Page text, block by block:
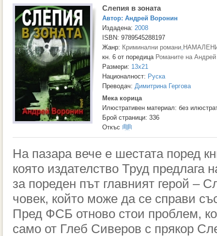
Слепия в зоната
Автор: Андрей Воронин
Издадена: 2008
ISBN: 9789545288197
Жанр: Криминални романи,
кн. 6 от поредица Романите на
Размери: 13x21
Националност: Руска
Преводач: Димитрина Гергова
Мека корица
Илюстративен материал: без
Брой страници: 336
Откъс
На пазара вече е шестата поред
която издателство Труд предлага
за пореден път главният герой –
човек, който може да се справи
Пред ФСБ отново стои проблем,
само от Глеб Сиверов с прякор